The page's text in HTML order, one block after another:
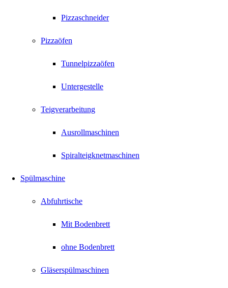
Pizzaschneider
Pizzaöfen
Tunnelpizzaöfen
Untergestelle
Teigverarbeitung
Ausrollmaschinen
Spiralteigknetmaschinen
Spülmaschine
Abfuhrtische
Mit Bodenbrett
ohne Bodenbrett
Gläserspülmaschinen